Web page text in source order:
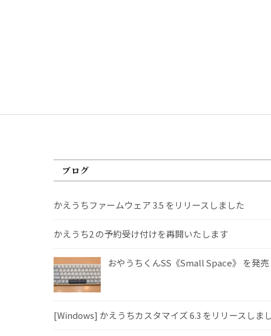
ブログ
かえうちファームウェア 3.5 をリリースしました
かえうち2 の予約受け付けを再開いたします
おやうちくんSS《Small Space》 を発売
[Windows] かえうちカスタマイズ 6.3 をリリースしま